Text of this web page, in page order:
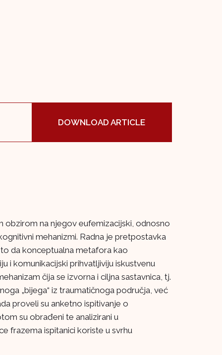
DOWNLOAD ARTICLE
obzirom na njegov eufemizacijski, odnosno
mehanizmi. Radna je pretpostavka
da konceptualna metafora kao
i komunikacijski prihvatljiviju iskustvenu
čija se izvorna i ciljna sastavnica, tj.
„bijega“ iz traumatičnoga područja, već
proveli su anketno ispitivanje o
su obrađeni te analizirani u
frazema ispitanici koriste u svrhu